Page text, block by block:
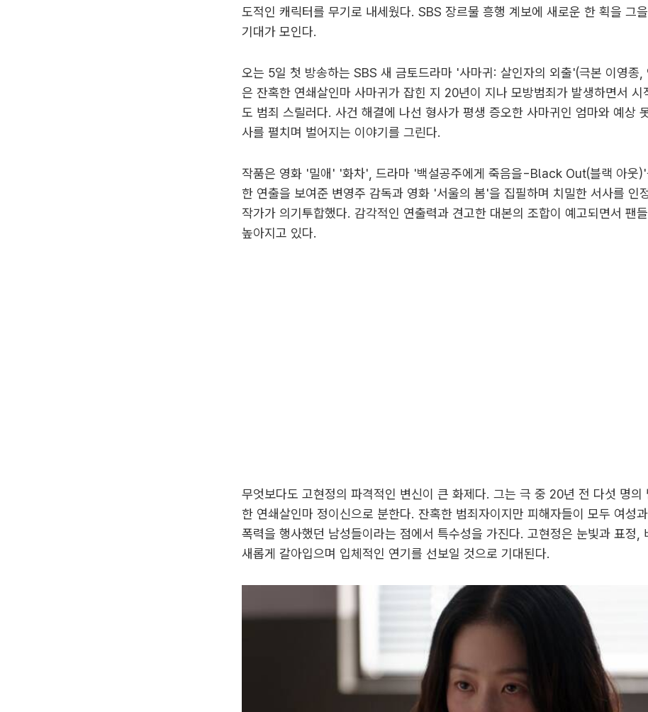
도적인 캐릭터를 무기로 내세웠다. SBS 장르물 흥행 계보에 새로운 한 획을 그
기대가 모인다.
오는 5일 첫 방송하는 SBS 새 금토드라마 '사마귀: 살인자의 외출'(극본 이영종,
은 잔혹한 연쇄살인마 사마귀가 잡힌 지 20년이 지나 모방범죄가 발생하면서 시
도 범죄 스릴러다. 사건 해결에 나선 형사가 평생 증오한 사마귀인 엄마와 예상
사를 펼치며 벌어지는 이야기를 그린다.
작품은 영화 '밀애' '화차', 드라마 '백설공주에게 죽음을-Black Out(블랙 아웃)'
한 연출을 보여준 변영주 감독과 영화 '서울의 봄'을 집필하며 치밀한 서사를 인
작가가 의기투합했다. 감각적인 연출력과 견고한 대본의 조합이 예고되면서 팬들
높아지고 있다.
무엇보다도 고현정의 파격적인 변신이 큰 화제다. 그는 극 중 20년 전 다섯 명의
한 연쇄살인마 정이신으로 분한다. 잔혹한 범죄자이지만 피해자들이 모두 여성
폭력을 행사했던 남성들이라는 점에서 특수성을 가진다. 고현정은 눈빛과 표정,
새롭게 갈아입으며 입체적인 연기를 선보일 것으로 기대된다.